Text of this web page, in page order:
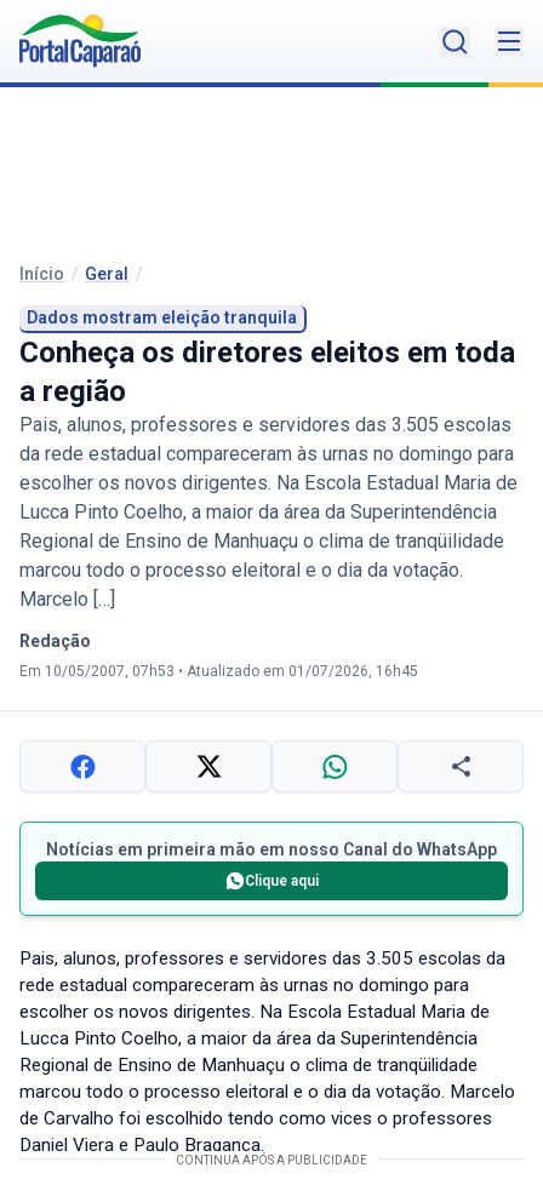
Início / Geral /
Dados mostram eleição tranquila
Conheça os diretores eleitos em toda
a região
Pais, alunos, professores e servidores das 3.505 escolas
da rede estadual compareceram às urnas no domingo para
escolher os novos dirigentes. Na Escola Estadual Maria de
Lucca Pinto Coelho, a maior da área da Superintendência
Regional de Ensino de Manhuaçu o clima de tranqüilidade
marcou todo o processo eleitoral e o dia da votação.
Marcelo […]
Redação
Em 10/05/2007, 07h53 • Atualizado em 01/07/2026, 16h45
Notícias em primeira mão em nosso Canal do WhatsApp
Clique aqui
Pais, alunos, professores e servidores das 3.505 escolas da
rede estadual compareceram às urnas no domingo para
escolher os novos dirigentes. Na Escola Estadual Maria de
Lucca Pinto Coelho, a maior da área da Superintendência
Regional de Ensino de Manhuaçu o clima de tranqüilidade
marcou todo o processo eleitoral e o dia da votação. Marcelo
de Carvalho foi escolhido tendo como vices o professores
Daniel Viera e Paulo Bragança.